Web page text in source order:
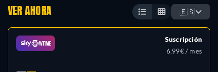
VER AHORA 🇪🇸
Suscripción
6,99€ / mes